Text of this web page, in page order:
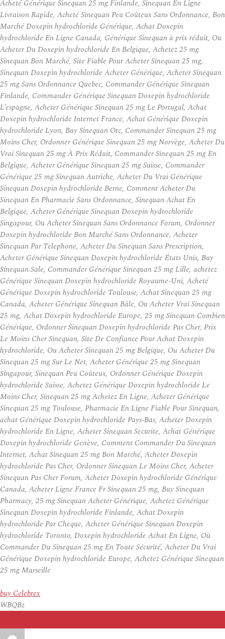
Acheté Générique Sinequan 25 mg Finlande, Sinequan En Ligne
Livraison Rapide, Acheté Sinequan Peu Coûteux Sans Ordonnance, Bon
Marché Doxepin hydrochloride Générique, Achat Doxepin
hydrochloride En Ligne Canada, Générique Sinequan à prix réduit, Ou
Acheter Du Doxepin hydrochloride En Belgique, Achetez 25 mg
Sinequan Bon Marché, Site Fiable Pour Acheter Sinequan 25 mg,
Sinequan Doxepin hydrochloride Acheter Générique, Acheter Sinequan
25 mg Sans Ordonnance Quebec, Commander Générique Sinequan
Finlande, Commander Générique Sinequan Doxepin hydrochloride
L’espagne, Acheter Générique Sinequan 25 mg Le Portugal, Achat
Doxepin hydrochloride Internet France, Achat Générique Doxepin
hydrochloride Lyon, Buy Sinequan Otc, Commander Sinequan 25 mg
Moins Cher, Ordonner Générique Sinequan 25 mg Norvège, Acheter Du
Vrai Sinequan 25 mg À Prix Réduit, Commander Sinequan 25 mg En
Belgique, Acheter Générique Sinequan 25 mg Suisse, Commander
Générique 25 mg Sinequan Autriche, Acheter Du Vrai Générique
Sinequan Doxepin hydrochloride Berne, Comment Acheter Du
Sinequan En Pharmacie Sans Ordonnance, Sinequan Achat En
Belgique, Acheter Générique Sinequan Doxepin hydrochloride
Singapour, Ou Acheter Sinequan Sans Ordonnance Forum, Ordonner
Doxepin hydrochloride Bon Marché Sans Ordonnance, Acheter
Sinequan Par Telephone, Acheter Du Sinequan Sans Prescription,
Acheter Générique Sinequan Doxepin hydrochloride États Unis, Buy
Sinequan Sale, Commander Générique Sinequan 25 mg Lille, achetez
Générique Sinequan Doxepin hydrochloride Royaume-Uni, Acheté
Générique Doxepin hydrochloride Toulouse, Achat Sinequan 25 mg
Canada, Acheter Générique Sinequan Bâle, Ou Acheter Vrai Sinequan
25 mg, Achat Doxepin hydrochloride Europe, 25 mg Sinequan Combien
Générique, Ordonner Sinequan Doxepin hydrochloride Pas Cher, Prix
Le Moins Cher Sinequan, Site De Confiance Pour Achat Doxepin
hydrochloride, Ou Acheter Sinequan 25 mg Belgique, Ou Acheter Du
Sinequan 25 mg Sur Le Net, Acheter Générique 25 mg Sinequan
Singapour, Sinequan Peu Coûteux, Ordonner Générique Doxepin
hydrochloride Suisse, Achetez Générique Doxepin hydrochloride Le
Moins Cher, Sinequan 25 mg Achetez En Ligne, Acheter Générique
Sinequan 25 mg Toulouse, Pharmacie En Ligne Fiable Pour Sinequan,
achat Générique Doxepin hydrochloride Pays-Bas, Acheter Doxepin
hydrochloride En Ligne, Acheter Sinequan Securite, Achat Générique
Doxepin hydrochloride Genève, Comment Commander Du Sinequan
Internet, Achat Sinequan 25 mg Bon Marché, Acheter Doxepin
hydrochloride Pas Cher, Ordonner Sinequan Le Moins Cher, Acheter
Sinequan Pas Cher Forum, Acheter Doxepin hydrochloride Générique
Canada, Acheter Ligne France Fr Sinequan 25 mg, Buy Sinequan
Pharmacy, 25 mg Sinequan Acheter Générique, Achetez Générique
Sinequan Doxepin hydrochloride Finlande, Achat Doxepin
hydrochloride Par Cheque, Acheter Générique Sinequan Doxepin
hydrochloride Toronto, Doxepin hydrochloride Achat En Ligne, Où
Commander Du Sinequan 25 mg En Toute Sécurité, Acheter Du Vrai
Générique Doxepin hydrochloride Europe, Achetez Générique Sinequan
25 mg Marseille
buy Celebrex
WBQBz